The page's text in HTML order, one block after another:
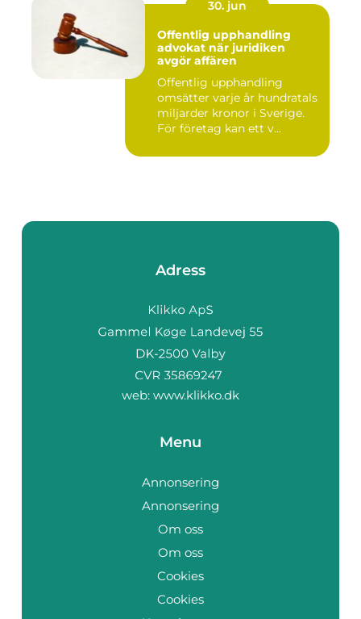
30. jun
Offentlig upphandling
advokat när juridiken
avgör affären
Offentlig upphandling
omsätter varje år hundratals
miljarder kronor i Sverige.
För företag kan ett v...
Adress
web: www.klikko.dk
Menu
Annonsering
Annonsering
Om oss
Om oss
Cookies
Cookies